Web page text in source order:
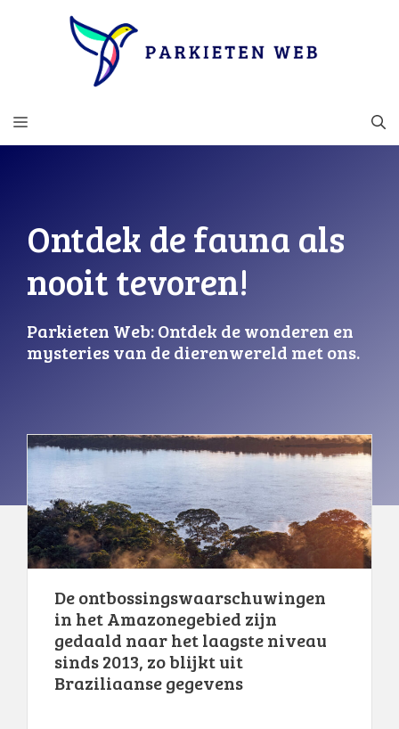
MENU
Ontdek de fauna als
nooit tevoren!
Parkieten Web: Ontdek de wonderen en
mysteries van de dierenwereld met ons.
De ontbossingswaarschuwingen
in het Amazonegebied zijn
gedaald naar het laagste niveau
sinds 2013, zo blijkt uit
Braziliaanse gegevens